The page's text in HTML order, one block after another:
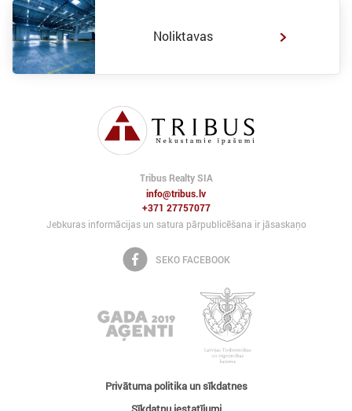
Noliktavas
Tribus Realty SIA
info@tribus.lv
+371 27757077
Jebkuras informācijas un satura pārpublicēšana ir jāsaskaņo
SEKO FACEBOOK
Privātuma politika un sīkdatnes